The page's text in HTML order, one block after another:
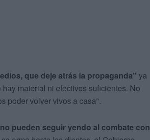
que deje atrás la propaganda" ya
material ni efectivos suficientes. No
poder volver vivos a casa".
pueden seguir yendo al combate con